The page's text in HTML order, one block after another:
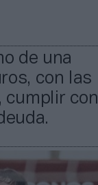
de una
con las
cumplir con